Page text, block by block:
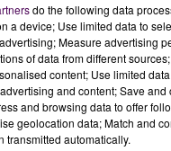
dramatique
camion et une
do the following data
a device; Use limited data to
Measure advertising
of data from different
content; Use limited
and content; Save
and browsing data to offer
geolocation data; Match and
transmitted automatically.